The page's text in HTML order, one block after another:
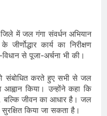
में जल गंगा संवर्धन अभियान
कार्य का निरीक्षण
से पूजा-अर्चना भी की।
संबोधित करते हुए सभी से जल
किया। उन्होंने कहा कि
जीवन का आधार है। जल
किया जा सकता है।